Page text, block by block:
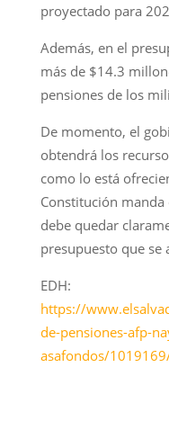
proyectado para
Además, en el
más de $14.3
pensiones de los
De momento, el
obtendrá los
como lo está
Constitución
debe quedar
presupuesto que se
EDH:
https://
de-pensiones-afp-
asafondos/